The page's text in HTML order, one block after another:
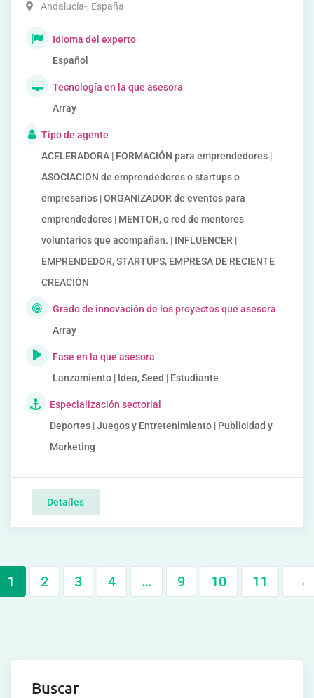
Andalucía-, España
Idioma del experto
Español
Tecnología en la que asesora
Array
Tipo de agente
ACELERADORA | FORMACIÓN para emprendedores |
ASOCIACION de emprendedores o startups o
empresarios | ORGANIZADOR de eventos para
emprendedores | MENTOR, o red de mentores
voluntarios que acompañan. | INFLUENCER |
EMPRENDEDOR, STARTUPS, EMPRESA DE RECIENTE
CREACIÓN
Grado de innovación de los proyectos que asesora
Array
Fase en la que asesora
Lanzamiento | Idea, Seed | Estudiante
Especialización sectorial
Deportes | Juegos y Entretenimiento | Publicidad y
Marketing
Detalles
1 2 3 4 … 9 10 11 →
Buscar